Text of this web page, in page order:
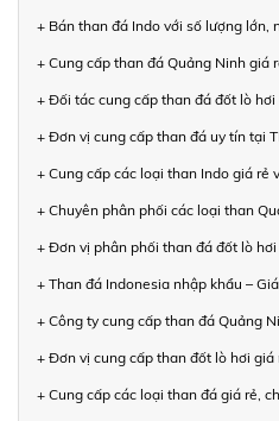
+ Bán than đá Indo với số lượng lớn,
+ Cung cấp than đá Quảng Ninh giá
+ Đối tác cung cấp than đá đốt lò
+ Đơn vị cung cấp than đá uy tín tại
+ Cung cấp các loại than Indo giá rẻ
+ Chuyên phân phối các loại than
+ Đơn vị phân phối than đá đốt lò
+ Than đá Indonesia nhập khẩu –
+ Công ty cung cấp than đá Quảng
+ Đơn vị cung cấp than đốt lò hơi giá
+ Cung cấp các loại than đá giá rẻ,